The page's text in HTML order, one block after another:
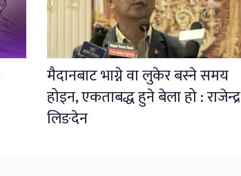
मैदानबाट भाग्ने वा लुकेर बस्ने समय
होइन, एकताबद्ध हुने बेला हो : राजेन्द्र
लिङदेन